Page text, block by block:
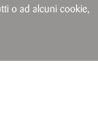
o ad alcuni cookie,